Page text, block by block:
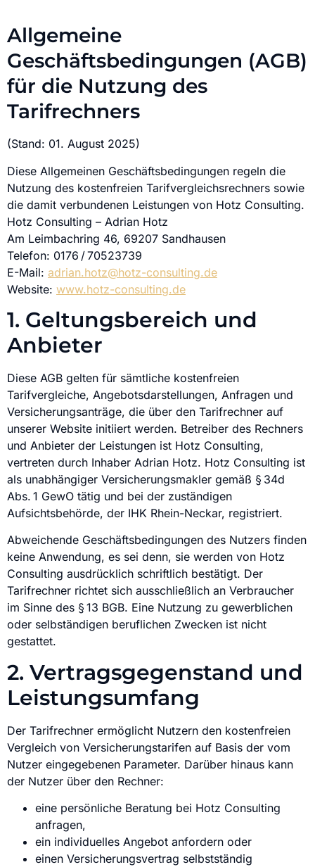
Allgemeine
Geschäftsbedingungen (AGB)
für die Nutzung des
Tarifrechners
(Stand: 01. August 2025)
Diese Allgemeinen Geschäftsbedingungen regeln die
Nutzung des kostenfreien Tarifvergleichsrechners sowie
die damit verbundenen Leistungen von Hotz Consulting.
Hotz Consulting – Adrian Hotz
Am Leimbachring 46, 69207 Sandhausen
Telefon: 0176 / 70523739
E-Mail: adrian.hotz@hotz-consulting.de
Website: www.hotz-consulting.de
1. Geltungsbereich und
Anbieter
Diese AGB gelten für sämtliche kostenfreien
Tarifvergleiche, Angebotsdarstellungen, Anfragen und
Versicherungsanträge, die über den Tarifrechner auf
unserer Website initiiert werden. Betreiber des Rechners
und Anbieter der Leistungen ist Hotz Consulting,
vertreten durch Inhaber Adrian Hotz. Hotz Consulting ist
als unabhängiger Versicherungsmakler gemäß § 34d
Abs. 1 GewO tätig und bei der zuständigen
Aufsichtsbehörde, der IHK Rhein-Neckar, registriert.
Abweichende Geschäftsbedingungen des Nutzers finden
keine Anwendung, es sei denn, sie werden von Hotz
Consulting ausdrücklich schriftlich bestätigt. Der
Tarifrechner richtet sich ausschließlich an Verbraucher
im Sinne des § 13 BGB. Eine Nutzung zu gewerblichen
oder selbständigen beruflichen Zwecken ist nicht
gestattet.
2. Vertragsgegenstand und
Leistungsumfang
Der Tarifrechner ermöglicht Nutzern den kostenfreien
Vergleich von Versicherungstarifen auf Basis der vom
Nutzer eingegebenen Parameter. Darüber hinaus kann
der Nutzer über den Rechner:
eine persönliche Beratung bei Hotz Consulting
anfragen,
ein individuelles Angebot anfordern oder
einen Versicherungsvertrag selbstständig